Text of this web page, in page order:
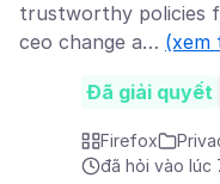
trustworthy policies
ceo change a… (xem
Đã giải quyết
Firefox
đã hỏi vào lúc